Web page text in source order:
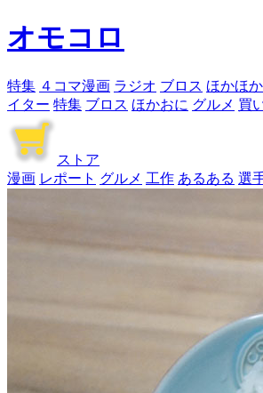
オモコロ
特集 ４コマ漫画 ラジオ ブロス ほかほ
イター 特集 ブロス ほかおに グルメ 買
ストア
漫画 レポート グルメ 工作 あるある 選